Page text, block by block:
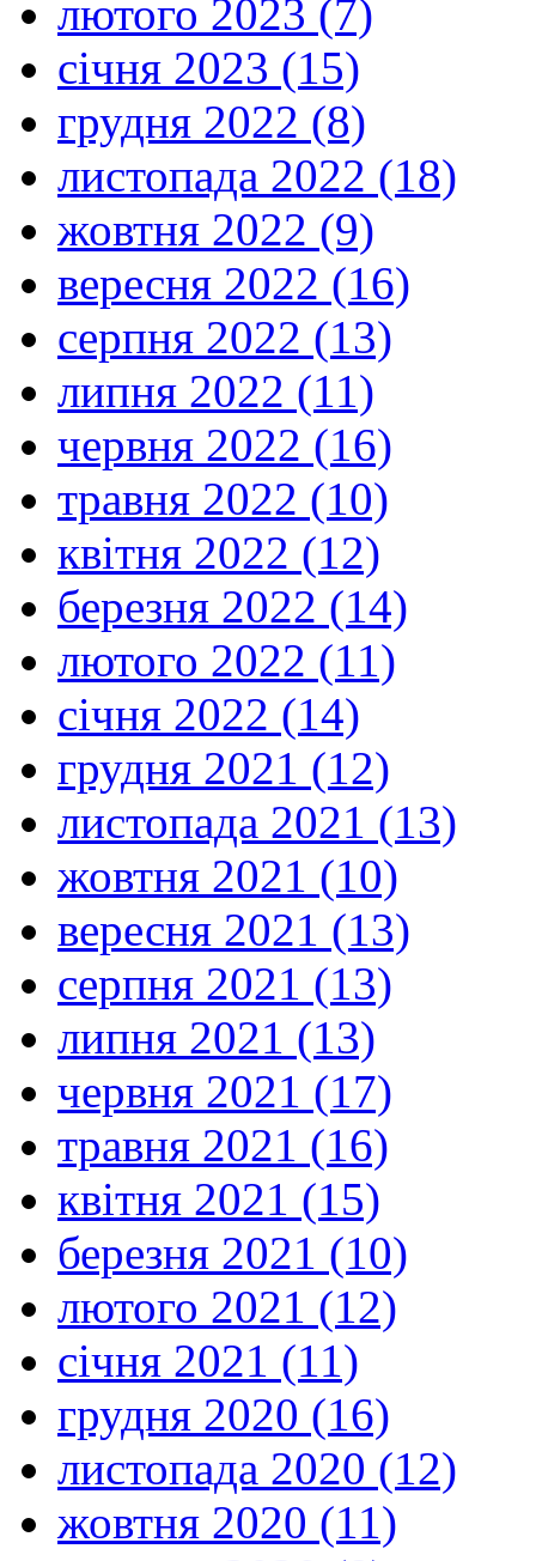
лютого 2023 (7)
січня 2023 (15)
грудня 2022 (8)
листопада 2022 (18)
жовтня 2022 (9)
вересня 2022 (16)
серпня 2022 (13)
липня 2022 (11)
червня 2022 (16)
травня 2022 (10)
квітня 2022 (12)
березня 2022 (14)
лютого 2022 (11)
січня 2022 (14)
грудня 2021 (12)
листопада 2021 (13)
жовтня 2021 (10)
вересня 2021 (13)
серпня 2021 (13)
липня 2021 (13)
червня 2021 (17)
травня 2021 (16)
квітня 2021 (15)
березня 2021 (10)
лютого 2021 (12)
січня 2021 (11)
грудня 2020 (16)
листопада 2020 (12)
жовтня 2020 (11)